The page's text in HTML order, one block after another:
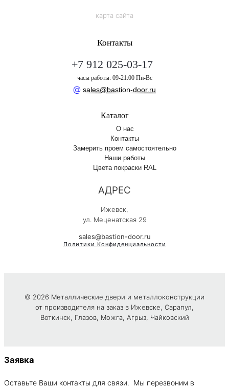
карта сайта
Контакты
+7 912 025-03-17
часы работы: 09-21:00 Пн-Вс
@ sales@bastion-door.ru
Каталог
О нас
Контакты
Замерить проем самостоятельно
Наши работы
Цвета покраски RAL
АДРЕС
Ижевск,
ул. Меценатская 29
sales@bastion-door.ru
Политики Конфиденциальности
© 2026 Металлические двери и металлоконструкции
от производителя на заказ в Ижевске, Сарапул,
Воткинск, Глазов, Можга, Агрыз, Чайковский
Заявка
Оставьте Ваши контакты для связи. Мы перезвоним в